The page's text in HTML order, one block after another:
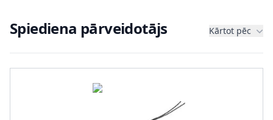
Spiediena pārveidotājs Kārtot pēc